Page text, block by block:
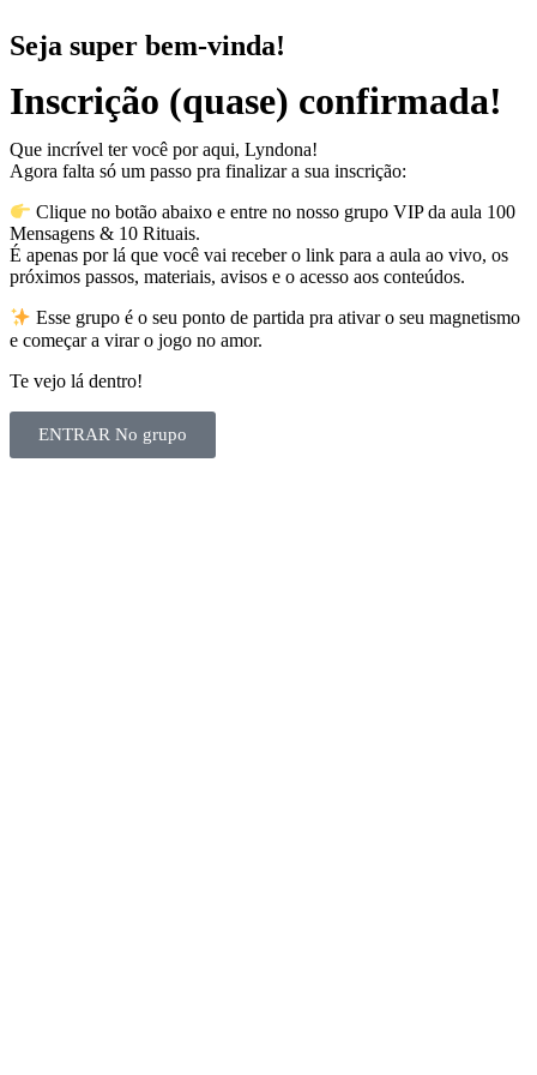
Seja super bem-vinda!
Inscrição (quase) confirmada!
Que incrível ter você por aqui, Lyndona!
Agora falta só um passo pra finalizar a sua inscrição:
Clique no botão abaixo e entre no nosso grupo VIP da aula 100
Mensagens & 10 Rituais.
É apenas por lá que você vai receber o link para a aula ao vivo, os
próximos passos, materiais, avisos e o acesso aos conteúdos.
Esse grupo é o seu ponto de partida pra ativar o seu magnetismo
e começar a virar o jogo no amor.
Te vejo lá dentro!
ENTRAR No grupo